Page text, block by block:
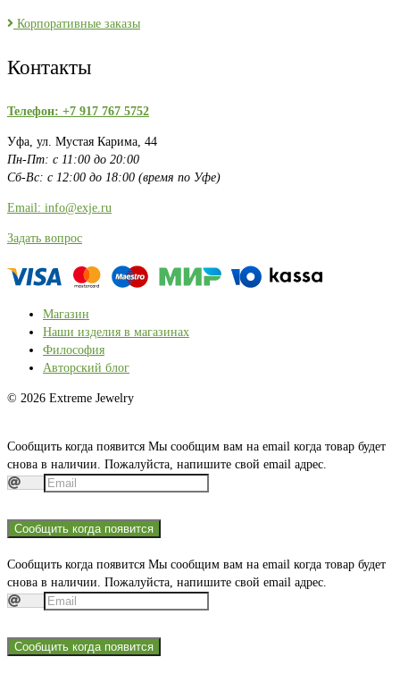
Корпоративные заказы
Контакты
Телефон: +7 917 767 5752
Уфа, ул. Мустая Карима, 44
Пн-Пт: с 11:00 до 20:00
Сб-Вс: с 12:00 до 18:00 (время по Уфе)
Email: info@exje.ru
Задать вопрос
Магазин
Наши изделия в магазинах
Философия
Авторский блог
© 2026 Extreme Jewelry
Сообщить когда появится Мы сообщим вам на email когда товар будет
снова в наличии. Пожалуйста, напишите свой email адрес.
Сообщить когда появится
Сообщить когда появится Мы сообщим вам на email когда товар будет
снова в наличии. Пожалуйста, напишите свой email адрес.
Сообщить когда появится